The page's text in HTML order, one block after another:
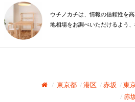
ウチノカチは、情報の信頼性を
地相場をお調べいただけるよう
東京都 港区 赤坂 東
赤